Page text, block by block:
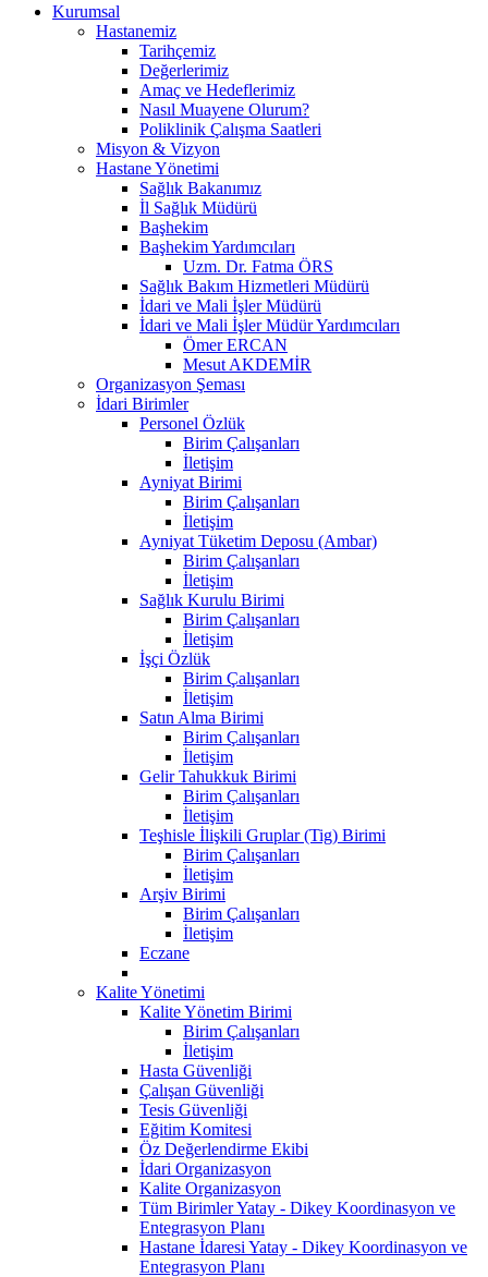
Kurumsal
Hastanemiz
Tarihçemiz
Değerlerimiz
Amaç ve Hedeflerimiz
Nasıl Muayene Olurum?
Poliklinik Çalışma Saatleri
Misyon & Vizyon
Hastane Yönetimi
Sağlık Bakanımız
İl Sağlık Müdürü
Başhekim
Başhekim Yardımcıları
Uzm. Dr. Fatma ÖRS
Sağlık Bakım Hizmetleri Müdürü
İdari ve Mali İşler Müdürü
İdari ve Mali İşler Müdür Yardımcıları
Ömer ERCAN
Mesut AKDEMİR
Organizasyon Şeması
İdari Birimler
Personel Özlük
Birim Çalışanları
İletişim
Ayniyat Birimi
Birim Çalışanları
İletişim
Ayniyat Tüketim Deposu (Ambar)
Birim Çalışanları
İletişim
Sağlık Kurulu Birimi
Birim Çalışanları
İletişim
İşçi Özlük
Birim Çalışanları
İletişim
Satın Alma Birimi
Birim Çalışanları
İletişim
Gelir Tahukkuk Birimi
Birim Çalışanları
İletişim
Teşhisle İlişkili Gruplar (Tig) Birimi
Birim Çalışanları
İletişim
Arşiv Birimi
Birim Çalışanları
İletişim
Eczane
Kalite Yönetimi
Kalite Yönetim Birimi
Birim Çalışanları
İletişim
Hasta Güvenliği
Çalışan Güvenliği
Tesis Güvenliği
Eğitim Komitesi
Öz Değerlendirme Ekibi
İdari Organizasyon
Kalite Organizasyon
Tüm Birimler Yatay - Dikey Koordinasyon ve
Entegrasyon Planı
Hastane İdaresi Yatay - Dikey Koordinasyon ve
Entegrasyon Planı